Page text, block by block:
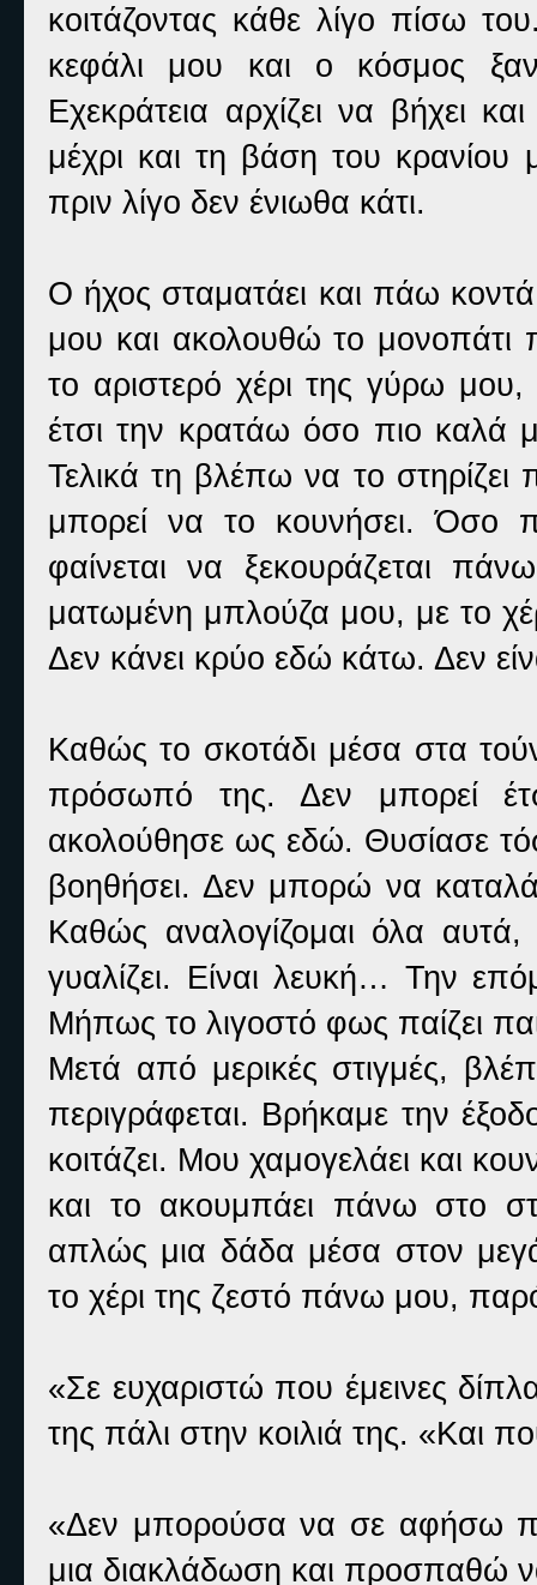
κοιτάζοντας κάθε λίγο πίσω
κεφάλι μου και ο κόσμος
Εχεκράτεια αρχίζει να βήχει
μέχρι και τη βάση του
πριν λίγο δεν ένιωθα κάτι.
Ο ήχος σταματάει και πάω
μου και ακολουθώ το μονοπάτι
το αριστερό χέρι της γύρω μου,
έτσι την κρατάω όσο πιο καλά
Τελικά τη βλέπω να το
μπορεί να το κουνήσει. Όσο
φαίνεται να ξεκουράζεται
ματωμένη μπλούζα μου, με το
Δεν κάνει κρύο εδώ κάτω. Δεν
Καθώς το σκοτάδι μέσα στα
πρόσωπό της. Δεν μπορεί
ακολούθησε ως εδώ. Θυσίασε
βοηθήσει. Δεν μπορώ να
Καθώς αναλογίζομαι όλα
γυαλίζει. Είναι λευκή… Την
Μήπως το λιγοστό φως παίζει
Μετά από μερικές στιγμές,
περιγράφεται. Βρήκαμε την
κοιτάζει. Μου χαμογελάει και
και το ακουμπάει πάνω στο
απλώς μια δάδα μέσα στον
το χέρι της ζεστό πάνω μου,
«Σε ευχαριστώ που έμεινες
της πάλι στην κοιλιά της. «Και
«Δεν μπορούσα να σε αφήσω
μια διακλάδωση και προσπαθώ